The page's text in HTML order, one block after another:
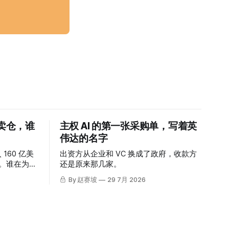
仓，谁
160 亿美
谁在为这
主权 AI 的第一张采购单，写着英
伟达的名字
出资方从企业和 VC 换成了政府，收款方
还是原来那几家。
By 赵赛坡 29 7月 2026